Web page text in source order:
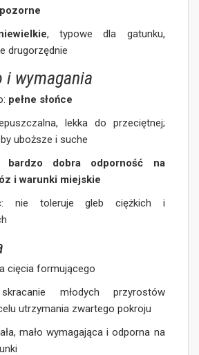
, typowe dla gatunku,
drugorzędnie
i wymagania
pełne słońce
lekka do przeciętnej;
uboższe i suche
bardzo dobra odporność na
i warunki miejskie
nie toleruje gleb ciężkich i
cięcia formującego
młodych przyrostów
utrzymania zwartego pokroju
mało wymagająca i odporna na